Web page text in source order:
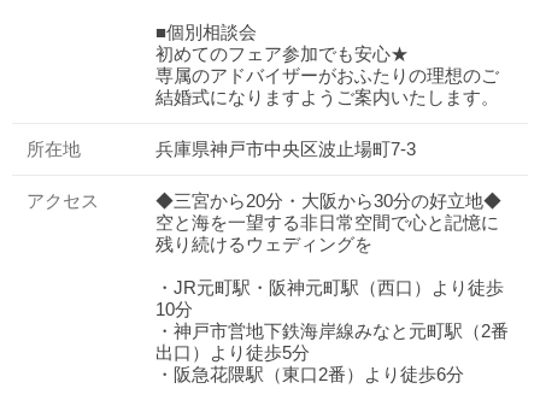
■個別相談会
初めてのフェア参加でも安心★
専属のアドバイザーがおふたりの理想のご
結婚式になりますようご案内いたします。
所在地 兵庫県神戸市中央区波止場町7-3
アクセス
◆三宮から20分・大阪から30分の好立地◆
空と海を一望する非日常空間で心と記憶に
残り続けるウェディングを
・JR元町駅・阪神元町駅（西口）より徒歩
10分
・神戸市営地下鉄海岸線みなと元町駅（2番
出口）より徒歩5分
・阪急花隈駅（東口2番）より徒歩6分